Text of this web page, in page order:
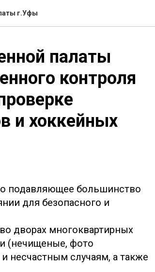
г.Уфы
палаты
контроля
и хоккейных
подавляющее большинство
для безопасного и
дворах многоквартирных
(нечищеные, фото
несчастным случаям, а также